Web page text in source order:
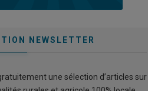
NEWSLETTER
une sélection d’articles sur